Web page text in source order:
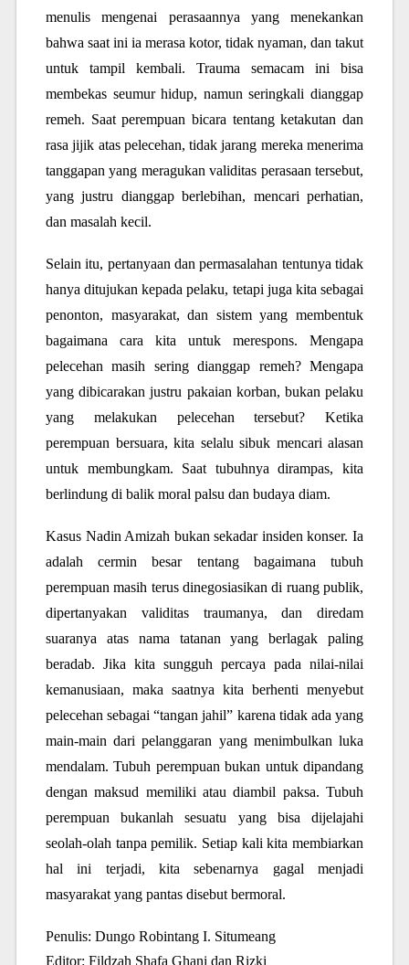
menulis mengenai perasaannya yang menekankan
bahwa saat ini ia merasa kotor, tidak nyaman, dan takut
untuk tampil kembali. Trauma semacam ini bisa
membekas seumur hidup, namun seringkali dianggap
remeh. Saat perempuan bicara tentang ketakutan dan
rasa jijik atas pelecehan, tidak jarang mereka menerima
tanggapan yang meragukan validitas perasaan tersebut,
yang justru dianggap berlebihan, mencari perhatian,
dan masalah kecil.
Selain itu, pertanyaan dan permasalahan tentunya tidak
hanya ditujukan kepada pelaku, tetapi juga kita sebagai
penonton, masyarakat, dan sistem yang membentuk
bagaimana cara kita untuk merespons. Mengapa
pelecehan masih sering dianggap remeh? Mengapa
yang dibicarakan justru pakaian korban, bukan pelaku
yang melakukan pelecehan tersebut? Ketika
perempuan bersuara, kita selalu sibuk mencari alasan
untuk membungkam. Saat tubuhnya dirampas, kita
berlindung di balik moral palsu dan budaya diam.
Kasus Nadin Amizah bukan sekadar insiden konser. Ia
adalah cermin besar tentang bagaimana tubuh
perempuan masih terus dinegosiasikan di ruang publik,
dipertanyakan validitas traumanya, dan diredam
suaranya atas nama tatanan yang berlagak paling
beradab. Jika kita sungguh percaya pada nilai-nilai
kemanusiaan, maka saatnya kita berhenti menyebut
pelecehan sebagai “tangan jahil” karena tidak ada yang
main-main dari pelanggaran yang menimbulkan luka
mendalam. Tubuh perempuan bukan untuk dipandang
dengan maksud memiliki atau diambil paksa. Tubuh
perempuan bukanlah sesuatu yang bisa dijelajahi
seolah-olah tanpa pemilik. Setiap kali kita membiarkan
hal ini terjadi, kita sebenarnya gagal menjadi
masyarakat yang pantas disebut bermoral.
Penulis: Dungo Robintang I. Situmeang
Editor: Fildzah Shafa Ghani dan Rizki